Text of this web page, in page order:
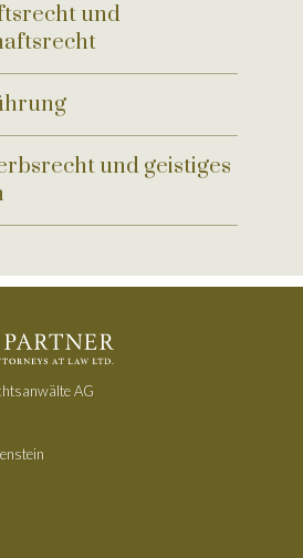
und
und geistiges
AG